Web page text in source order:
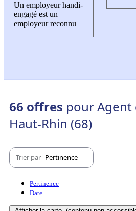
Un employeur handi-
engagé est un
employeur reconnu
66 offres pour Agent
Haut-Rhin (68)
Trier par Pertinence
Pertinence
Date